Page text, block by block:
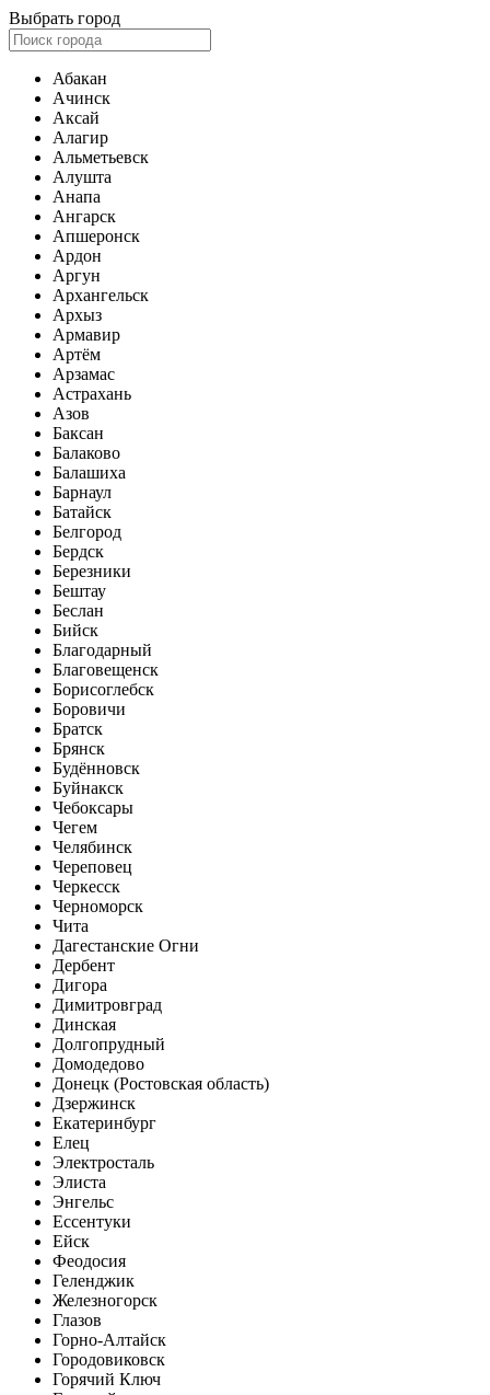
Выбрать город
Абакан
Ачинск
Аксай
Алагир
Альметьевск
Алушта
Анапа
Ангарск
Апшеронск
Ардон
Аргун
Архангельск
Архыз
Армавир
Артём
Арзамас
Астрахань
Азов
Баксан
Балаково
Балашиха
Барнаул
Батайск
Белгород
Бердск
Березники
Бештау
Беслан
Бийск
Благодарный
Благовещенск
Борисоглебск
Боровичи
Братск
Брянск
Будённовск
Буйнакск
Чебоксары
Чегем
Челябинск
Череповец
Черкесск
Черноморск
Чита
Дагестанские Огни
Дербент
Дигора
Димитровград
Динская
Долгопрудный
Домодедово
Донецк (Ростовская область)
Дзержинск
Екатеринбург
Елец
Электросталь
Элиста
Энгельс
Ессентуки
Ейск
Феодосия
Геленджик
Железногорск
Глазов
Горно-Алтайск
Городовиковск
Горячий Ключ